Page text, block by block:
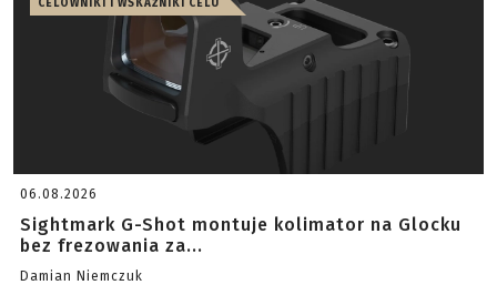
CELOWNIKI I WSKAŹNIKI CELU
06.08.2026
Sightmark G-Shot montuje kolimator na Glocku
bez frezowania za...
Damian Niemczuk